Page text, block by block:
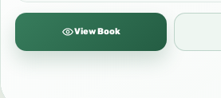
View Book